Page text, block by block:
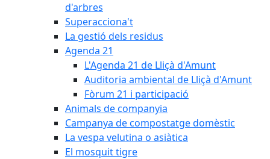
d'arbres
Superacciona't
La gestió dels residus
Agenda 21
L'Agenda 21 de Lliçà d'Amunt
Auditoria ambiental de Lliçà d'Amunt
Fòrum 21 i participació
Animals de companyia
Campanya de compostatge domèstic
La vespa velutina o asiàtica
El mosquit tigre